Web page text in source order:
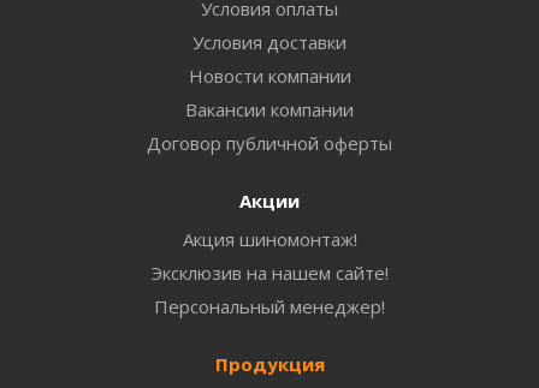
Условия оплаты
Условия доставки
Новости компании
Вакансии компании
Договор публичной оферты
Акции
Акция шиномонтаж!
Эксклюзив на нашем сайте!
Персональный менеджер!
Продукция